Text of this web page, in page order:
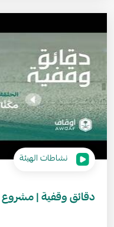
نشاطات الهيئة
دقائق وقفية |